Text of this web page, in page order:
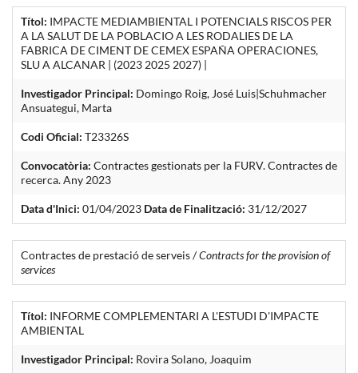
Títol: IMPACTE MEDIAMBIENTAL I POTENCIALS RISCOS PER
A LA SALUT DE LA POBLACIO A LES RODALIES DE LA
FABRICA DE CIMENT DE CEMEX ESPAÑA OPERACIONES,
SLU A ALCANAR | (2023 2025 2027) |
Investigador Principal: Domingo Roig, José Luis|Schuhmacher
Ansuategui, Marta
Codi Oficial: T23326S
Convocatòria: Contractes gestionats per la FURV. Contractes de
recerca. Any 2023
Data d'Inici: 01/04/2023 Data de Finalització: 31/12/2027
Contractes de prestació de serveis /Contracts for the provision of
services
Títol: INFORME COMPLEMENTARI A L'ESTUDI D'IMPACTE
AMBIENTAL
Investigador Principal: Rovira Solano, Joaquim